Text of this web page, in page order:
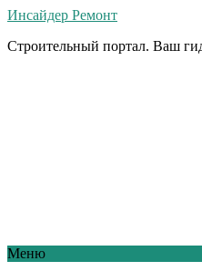
Инсайдер Ремонт
Строительный портал. Ваш
Меню